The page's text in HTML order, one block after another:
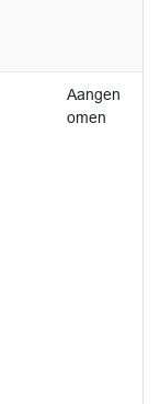
Aangen
omen